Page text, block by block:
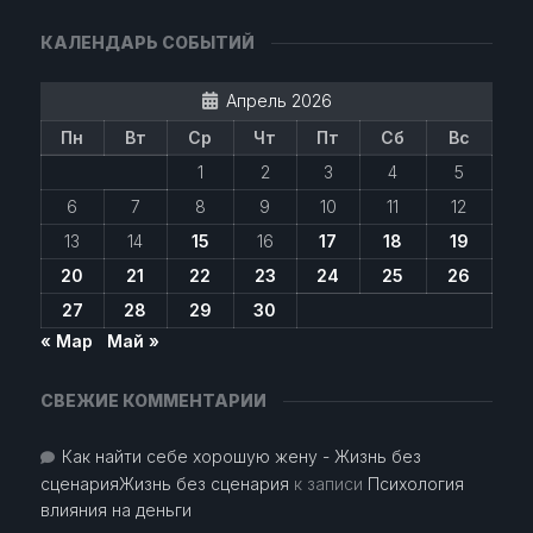
КАЛЕНДАРЬ СОБЫТИЙ
Апрель 2026
Пн
Вт Ср Чт Пт Сб
Вс
1
2 3 4
5
6
7 8 9 10 11
12
13
14 15 16 17 18
19
20
21 22 23 24 25
26
27
28 29
30
« Мар
Май »
СВЕЖИЕ КОММЕНТАРИИ
Как найти себе хорошую жену - Жизнь без
сценарияЖизнь без сценария к записи Психология
влияния на деньги